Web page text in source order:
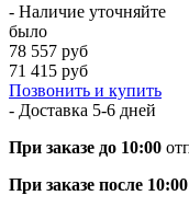
- Наличие уточняйте
было
78 557 руб
71 415 руб
Позвонить и купить
- Доставка 5-6 дней
При заказе до 10:00
При заказе после 10:00